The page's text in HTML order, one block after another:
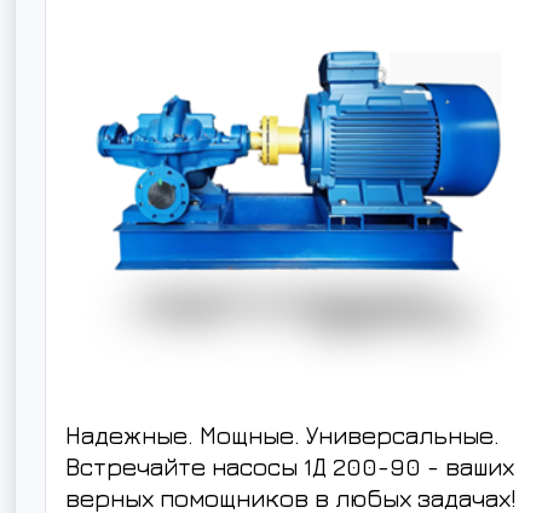
Надежные. Мощные. Универсальные.
Встречайте насосы 1Д 200-90 - ваших
верных помощников в любых задачах!